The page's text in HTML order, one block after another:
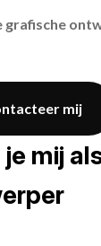
grafische
mij
mij